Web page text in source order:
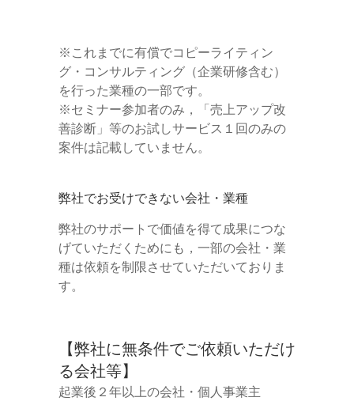
※これまでに有償でコピーライティン
グ・コンサルティング（企業研修含む）
を行った業種の一部です。
※セミナー参加者のみ，「売上アップ改
善診断」等のお試しサービス１回のみの
案件は記載していません。
弊社でお受けできない会社・業種
弊社のサポートで価値を得て成果につな
げていただくためにも，一部の会社・業
種は依頼を制限させていただいておりま
す。
【弊社に無条件でご依頼いただけ
る会社等】
起業後２年以上の会社・個人事業主